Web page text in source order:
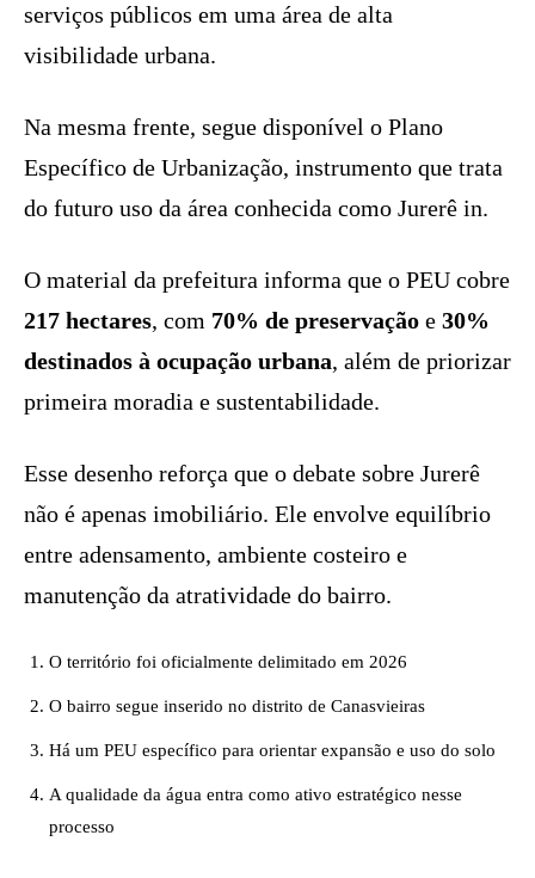
serviços públicos em uma área de alta
visibilidade urbana.
Na mesma frente, segue disponível o Plano
Específico de Urbanização, instrumento que trata
do futuro uso da área conhecida como Jurerê in.
O material da prefeitura informa que o PEU cobre
217 hectares, com 70% de preservação e 30%
destinados à ocupação urbana, além de priorizar
primeira moradia e sustentabilidade.
Esse desenho reforça que o debate sobre Jurerê
não é apenas imobiliário. Ele envolve equilíbrio
entre adensamento, ambiente costeiro e
manutenção da atratividade do bairro.
O território foi oficialmente delimitado em 2026
O bairro segue inserido no distrito de Canasvieiras
Há um PEU específico para orientar expansão e uso do solo
A qualidade da água entra como ativo estratégico nesse
processo